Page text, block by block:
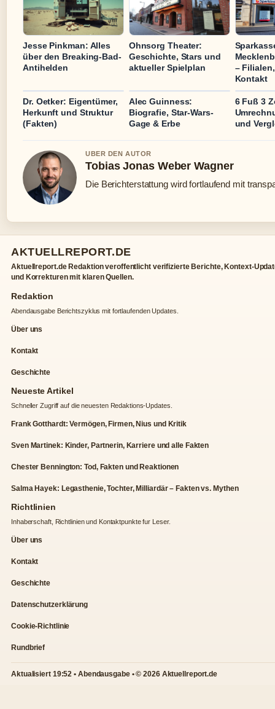
Jesse Pinkman: Alles
über den Breaking-Bad-
Antihelden
Ohnsorg Theater:
Geschichte, Stars und
aktueller Spielplan
–
Kontakt
Dr. Oetker: Eigentümer,
Herkunft und Struktur
(Fakten)
Alec Guinness:
Biografie, Star-Wars-
Gage & Erbe
6 Fuß 3
und
UBER DEN AUTOR
Tobias Jonas Weber Wagner
Die Berichterstattung wird fortlaufend mit
AKTUELLREPORT.DE
Aktuellreport.de Redaktion veroffentlicht verifizierte Berichte, Kontext-
und Korrekturen mit klaren Quellen.
Redaktion
Abendausgabe Berichtszyklus mit fortlaufenden Updates.
Über uns
Kontakt
Geschichte
Neueste Artikel
Schneller Zugriff auf die neuesten Redaktions-Updates.
Frank Gotthardt: Vermögen, Firmen, Nius und Kritik
Sven Martinek: Kinder, Partnerin, Karriere und alle Fakten
Chester Bennington: Tod, Fakten und Reaktionen
Salma Hayek: Legasthenie, Tochter, Milliardär – Fakten vs. Mythen
Richtlinien
Inhaberschaft, Richtlinien und Kontaktpunkte fur Leser.
Über uns
Kontakt
Geschichte
Datenschutzerklärung
Cookie-Richtlinie
Rundbrief
Aktualisiert 19:52 • Abendausgabe • © 2026 Aktuellreport.de